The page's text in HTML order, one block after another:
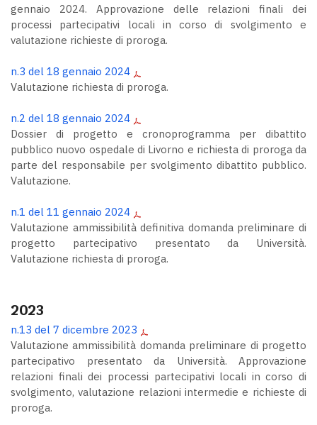
gennaio 2024. Approvazione delle relazioni finali dei
processi partecipativi locali in corso di svolgimento e
valutazione richieste di proroga.
n.3 del 18 gennaio 2024
Valutazione richiesta di proroga.
n.2 del 18 gennaio 2024
Dossier di progetto e cronoprogramma per dibattito
pubblico nuovo ospedale di Livorno e richiesta di proroga da
parte del responsabile per svolgimento dibattito pubblico.
Valutazione.
n.1 del 11 gennaio 2024
Valutazione ammissibilità definitiva domanda preliminare di
progetto partecipativo presentato da Università.
Valutazione richiesta di proroga.
2023
n.13 del 7 dicembre 2023
Valutazione ammissibilità domanda preliminare di progetto
partecipativo presentato da Università. Approvazione
relazioni finali dei processi partecipativi locali in corso di
svolgimento, valutazione relazioni intermedie e richieste di
proroga.